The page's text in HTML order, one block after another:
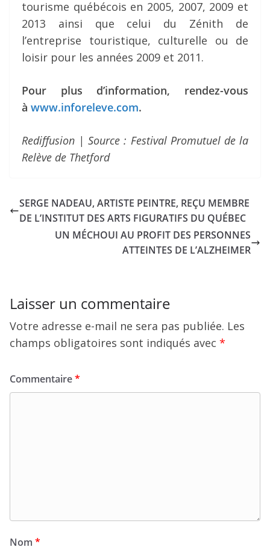
tourisme québécois en 2005, 2007, 2009 et
2013 ainsi que celui du Zénith de
l’entreprise touristique, culturelle ou de
loisir pour les années 2009 et 2011.
Pour plus d’information, rendez-vous
à www.inforeleve.com.
Rediffusion | Source : Festival Promutuel de la
Relève de Thetford
SERGE NADEAU, ARTISTE PEINTRE, REÇU MEMBRE
DE L’INSTITUT DES ARTS FIGURATIFS DU QUÉBEC
UN MÉCHOUI AU PROFIT DES PERSONNES
ATTEINTES DE L’ALZHEIMER
Laisser un commentaire
Votre adresse e-mail ne sera pas publiée. Les
champs obligatoires sont indiqués avec *
Commentaire*
Nom *